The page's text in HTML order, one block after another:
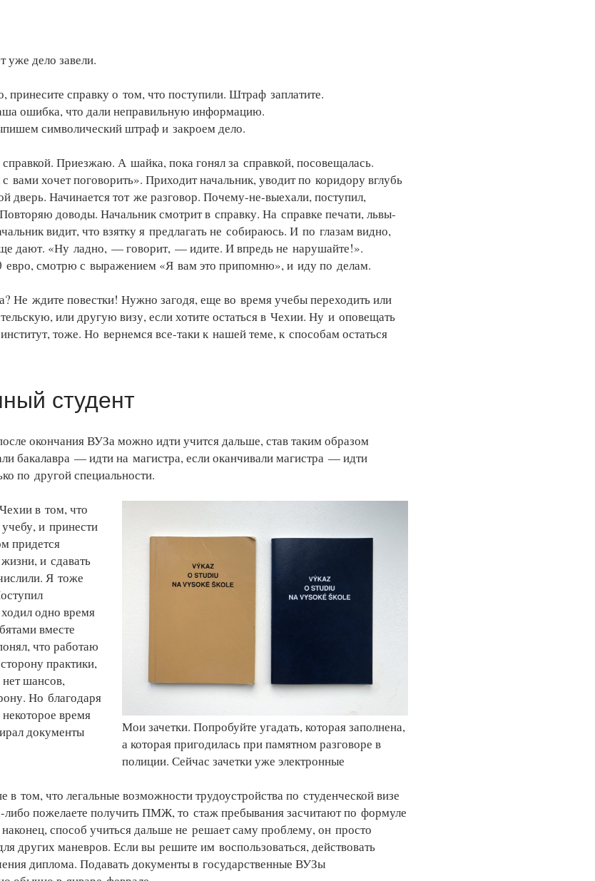
уже дело завели.
принесите справку о том, что поступили. Штраф заплатите.
ошибка, что дали неправильную информацию.
символический штраф и закроем дело.
Приезжаю. А шайка, пока гонял за справкой, посовещалась.
хочет поговорить». Приходит начальник, уводит по коридору вглубь
дверь. Начинается тот же разговор. Почему-не-выехали, поступил,
доводы. Начальник смотрит в справку. На справке печати, львы-
видит, что взятку я предлагать не собираюсь. И по глазам видно,
дают. «Ну ладно, — говорит, — идите. И впредь не нарушайте!».
евро, смотрю с выражением «Я вам это припомню», и иду по делам.
Не ждите повестки! Нужно загодя, еще во время учебы переходить или
или другую визу, если хотите остаться в Чехии. Ну и оповещать
тоже. Но вернемся все-таки к нашей теме, к способам остаться
студент
окончания ВУЗа можно идти учится дальше, став таким образом
бакалавра — идти на магистра, если оканчивали магистра — идти
по другой специальности.
в том, что
и принести
придется
и сдавать
Я тоже
одно время
вместе
что работаю
практики,
шансов,
Но благодаря
время
документы
Мои зачетки. Попробуйте угадать, которая заполнена,
а которая пригодилась при памятном разговоре в
полиции. Сейчас зачетки уже электронные
том, что легальные возможности трудоустройства по студенческой визе
либо пожелаете получить ПМЖ, то стаж пребывания засчитают по формуле
способ учиться дальше не решает саму проблему, он просто
других маневров. Если вы решите им воспользоваться, действовать
диплома. Подавать документы в государственные ВУЗы